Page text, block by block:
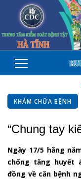
KHÁM CHỮA BỆNH
“Chung tay
Ngày 17/5 hằng
chống tăng huyết
đồng về căn bệnh